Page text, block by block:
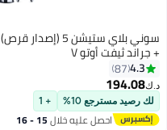
سوني بلاي ستيشن 5 (إصدار قرص)
+ جراند ثيفت أوتو V
4.3
87
د.ك‏194.08
لك رصيد مسترجع 10% + 1
احصل عليه خلال 15 - 16